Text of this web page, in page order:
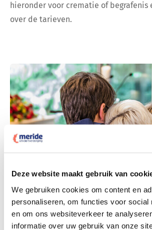
Deze website maakt gebruik van
We gebruiken cookies om content en
personaliseren, om functies voor social
en om ons websiteverkeer te
informatie over uw gebruik van onze
hieronder voor crematie of begrafenis
over de tarieven.
Dit kost een crematie
Bekijk tarieven voor crematie
Bekijk tarieven voor begrafenis